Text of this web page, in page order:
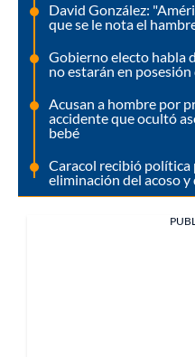
David González:
que se le nota el
Gobierno electo habla
no estarán en
Acusan a hombre por
accidente que ocultó
bebé
Caracol recibió política
eliminación del acoso